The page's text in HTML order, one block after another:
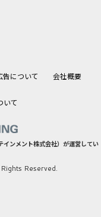
告について 会社概要
いて
インメント株式会社）が運営してい
Reserved.